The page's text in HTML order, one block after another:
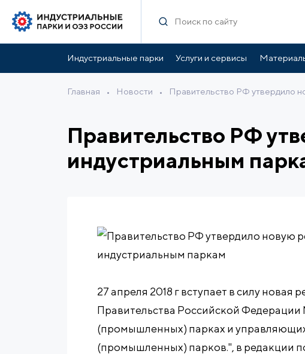
Индустриальные парки Услуги и сервисы
Главная • Новости • Правительство РФ утвердило
Правительство РФ
индустриальным
27 апреля 2018 г вступает в силу новая
Правительства Российской Федерации
(промышленных) парках и
(промышленных) парков.", в редакции